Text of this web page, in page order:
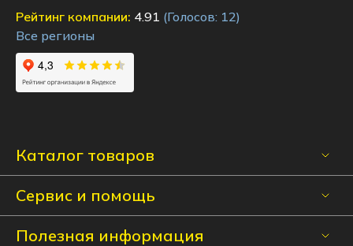
Каталог товаров
Сервис и помощь
Полезная информация
Рейтинг компании: 4.91 (Голосов: 12)
Все регионы